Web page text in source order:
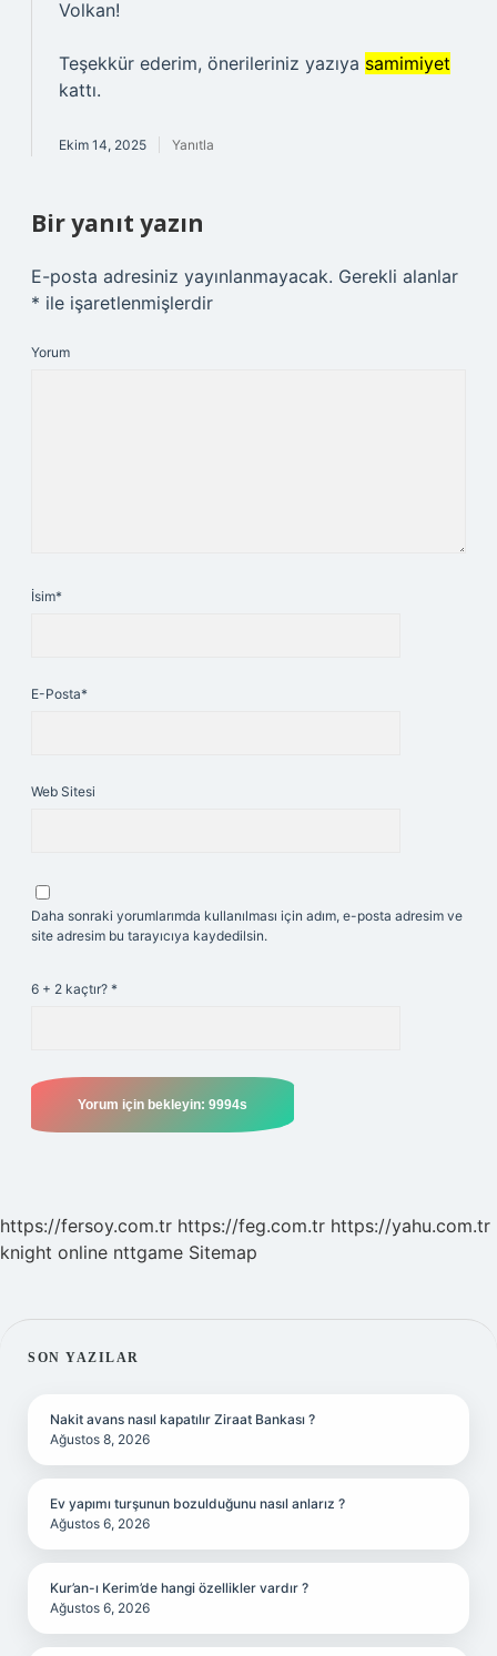
Volkan!
Teşekkür ederim, önerileriniz yazıya samimiyet
kattı.
Ekim 14, 2025 Yanıtla
Bir yanıt yazın
E-posta adresiniz yayınlanmayacak. Gerekli alanlar
* ile işaretlenmişlerdir
Yorum
İsim*
E-Posta*
Web Sitesi
Daha sonraki yorumlarımda kullanılması için adım, e-posta adresim ve
site adresim bu tarayıcıya kaydedilsin.
6 + 2 kaçtır? *
https://fersoy.com.tr https://feg.com.tr https://yahu.com.tr
knight online nttgame Sitemap
SIDEBAR
SON YAZILAR
Nakit avans nasıl kapatılır Ziraat Bankası ?
Ağustos 8, 2026
Ev yapımı turşunun bozulduğunu nasıl anlarız ?
Ağustos 6, 2026
Kur’an-ı Kerim’de hangi özellikler vardır ?
Ağustos 6, 2026